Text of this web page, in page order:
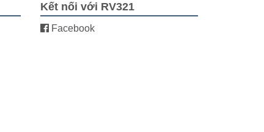
Kết nối với RV321
Facebook